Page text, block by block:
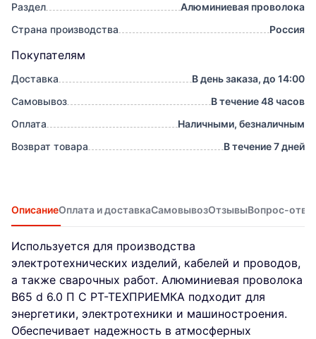
Раздел
Алюминиевая проволока
Страна производства
Россия
Покупателям
Доставка
В день заказа, до 14:00
Самовывоз
В течение 48 часов
Оплата
Наличными, безналичным
Возврат товара
В течение 7 дней
ОписаниеОплата и доставкаСамовывозОтзывыВопрос-
Используется для производства
электротехнических изделий, кабелей и проводов,
а также сварочных работ. Алюминиевая проволока
В65 d 6.0 П С РТ-ТЕХПРИЕМКА подходит для
энергетики, электротехники и машиностроения.
Обеспечивает надежность в атмосферных